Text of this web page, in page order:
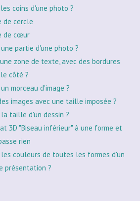
coins d'une photo ?
de cercle
de cœur
partie d'une photo ?
zone de texte, avec des bordures
côté ?
morceau d'image ?
images avec une taille imposée ?
taille d'un dessin ?
3D "Biseau inférieur" à une forme et
rien
les couleurs de toutes les formes d'un
présentation ?